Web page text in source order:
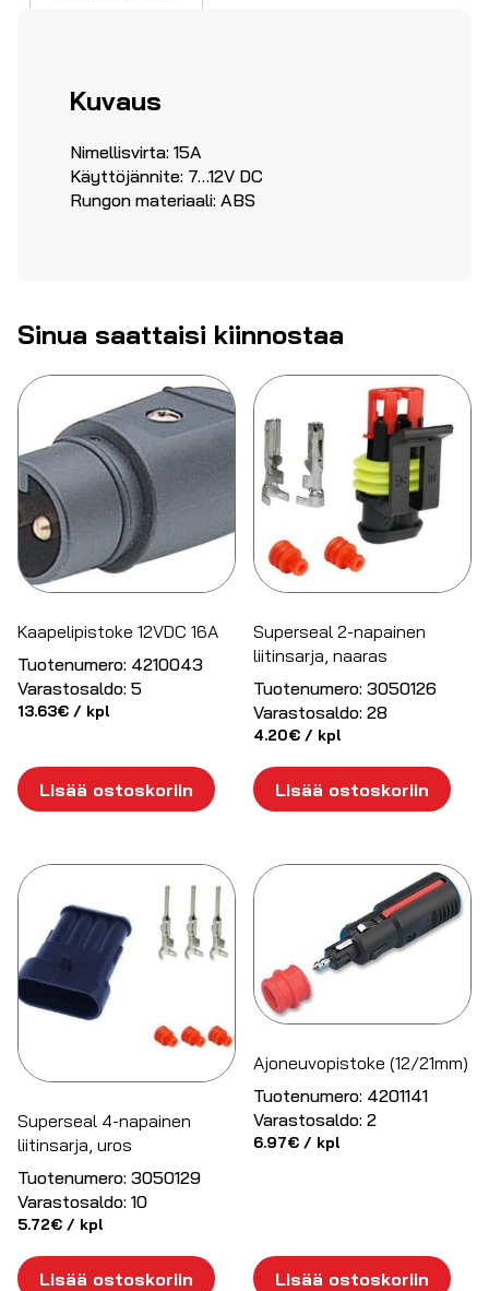
Kuvaus
Nimellisvirta: 15A
Käyttöjännite: 7…12V DC
Rungon materiaali: ABS
Sinua saattaisi kiinnostaa
Kaapelipistoke 12VDC 16A
Tuotenumero: 4210043
Varastosaldo: 5
13.63€ / kpl
Lisää ostoskoriin
Superseal 2-napainen
liitinsarja, naaras
Tuotenumero: 3050126
Varastosaldo: 28
4.20€ / kpl
Lisää ostoskoriin
Superseal 4-napainen
liitinsarja, uros
Tuotenumero: 3050129
Varastosaldo: 10
5.72€ / kpl
Lisää ostoskoriin
Ajoneuvopistoke (12/21mm)
Tuotenumero: 4201141
Varastosaldo: 2
6.97€ / kpl
Lisää ostoskoriin